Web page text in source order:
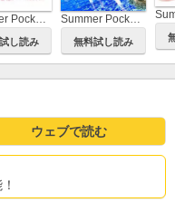
Summer Pockets REFLECTION BLUE VISUAL FANBOOK
し読み
Summer Pockets REFLECTION BLUE prologue book
無料試し読み
ウェブで読む